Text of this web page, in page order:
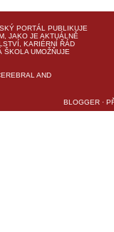
PORTÁL PUBLIKUJE
JAKO JE AKTUÁLNĚ
KARIÉRNÍ ŘÁD
ŠKOLA UMOŽŇUJE
AND
BLOGGER ·